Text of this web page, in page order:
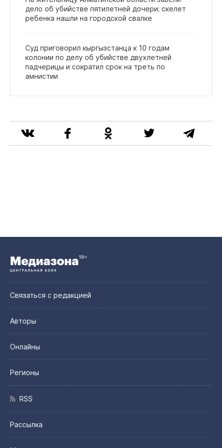
дело об убийстве пятилетней дочери; скелет
ребенка нашли на городской свалке
Суд приговорил кыргызстанца к 10 годам
колонии по делу об убийстве двухлетней
падчерицы и сократил срок на треть по
амнистии
Связаться с редакцией
Авторы
Онлайны
Регионы
RSS
Рассылка